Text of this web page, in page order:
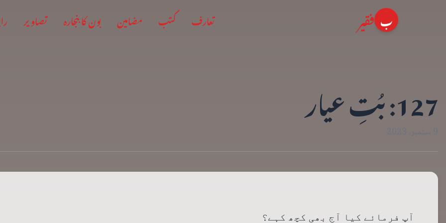
ب فقیر تصاویر بون کا بنجارہ مضامین کتب تعارف
127: بُتِ عیار
آپ فرمائے کیا آج بھی کچھ کہے؟